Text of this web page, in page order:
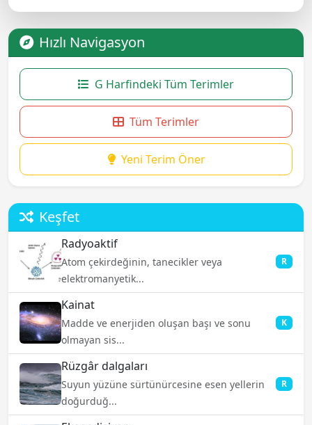
Hızlı Navigasyon
G Harfindeki Tüm Terimler
Tüm Terimler
Yeni Terim Öner
Keşfet
Radyoaktif
Atom çekirdeğinin, tanecikler veya
elektromanyetik...
R
Kainat
Madde ve enerjiden oluşan başı ve sonu
olmayan sis...
K
Rüzgâr dalgaları
Suyun yüzüne sürtünürcesine esen yellerin
doğurduğ...
R